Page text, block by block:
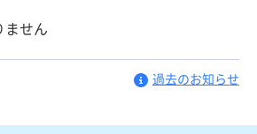
ません
過去のお知らせ